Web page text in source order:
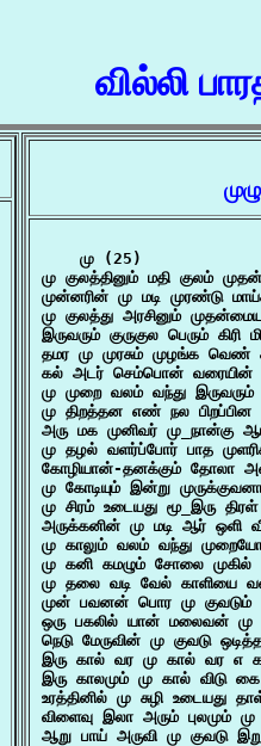
வில்லி
    மு (25)
மு குலத்தினும் மதி குலம்
முன்னரின் மு மடி முரண்டு
மு குலத்து அரசினும்
இருவரும் குருகுல பெரும்
தமர மு முரசும் முழங்க
கல் அடர் செம்பொன் வரையின்
மு முறை வலம் வந்து
மு திறத்தன எண் நல
அரு மக முனிவர் மு_நான்கு
மு தழல் வளர்ப்போர் பாத
கோழியான்-தனக்கும் தோலா
மு கோடியும் இன்று
மு சிரம் உடையது மூ_இரு
அருக்கனின் மு மடி ஆர் ஒளி
மு காலும் வலம் வந்து
மு கனி கமழும் சோலை
மு தலை வடி வேல் காளியை
முன் பவனன் பொர மு குவடும்
ஒரு பகலில் யான் மலைவன் மு
நெடு மேருவின் மு குவடு
இரு கால் வர மு கால் வர எ
இரு காலமும் மு கால் விடு
உரத்தினில் மு சுழி உடையது
விளைவு இலா அரும் புலமும்
ஆறு பாய் அருவி மு குவடு